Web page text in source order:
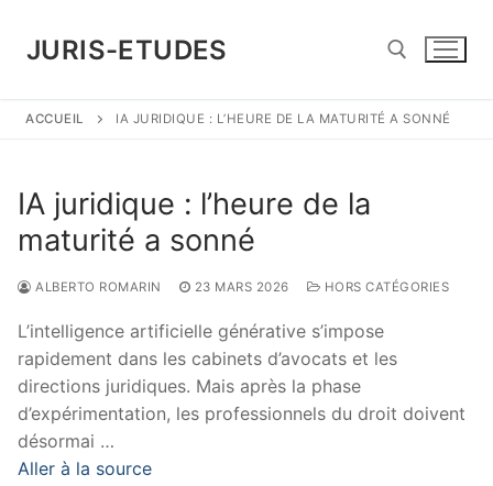
contenu
JURIS-ETUDES
ACCUEIL IA JURIDIQUE : L’HEURE DE LA MATURITÉ A SONNÉ
IA juridique : l’heure de la
maturité a sonné
ALBERTO ROMARIN 23 MARS 2026 HORS CATÉGORIES
L’intelligence artificielle générative s’impose
rapidement dans les cabinets d’avocats et les
directions juridiques. Mais après la phase
d’expérimentation, les professionnels du droit doivent
désormai …
Aller à la source